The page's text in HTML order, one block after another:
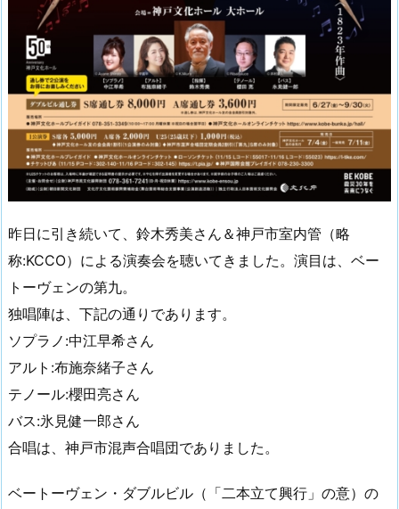
昨日に引き続いて、鈴木秀美さん＆神戸市室内管（略
称:KCCO）による演奏会を聴いてきました。演目は、ベー
トーヴェンの第九。
独唱陣は、下記の通りであります。
ソプラノ:中江早希さん
アルト:布施奈緒子さん
テノール:櫻田亮さん
バス:氷見健一郎さん
合唱は、神戸市混声合唱団でありました。
ベートーヴェン・ダブルビル（「二本立て興行」の意）の